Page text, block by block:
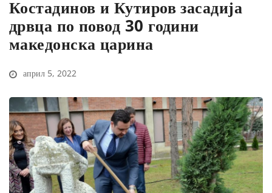
Костадинов и Кутиров засадија
дрвца по повод 30 години
македонска царина
април 5, 2022